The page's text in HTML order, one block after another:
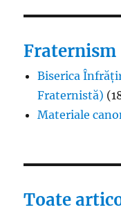
Fraternism
Biserica
Fraternistă)
Materiale
Toate